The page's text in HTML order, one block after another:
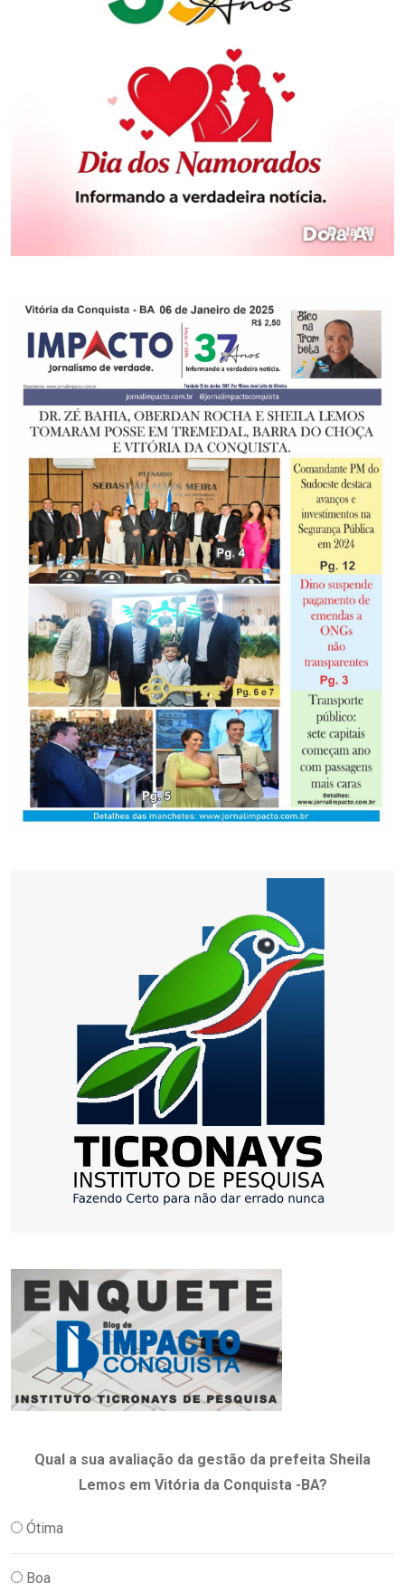
Qual a sua avaliação da gestão da prefeita Sheila
Lemos em Vitória da Conquista -BA?
Ótima
Boa